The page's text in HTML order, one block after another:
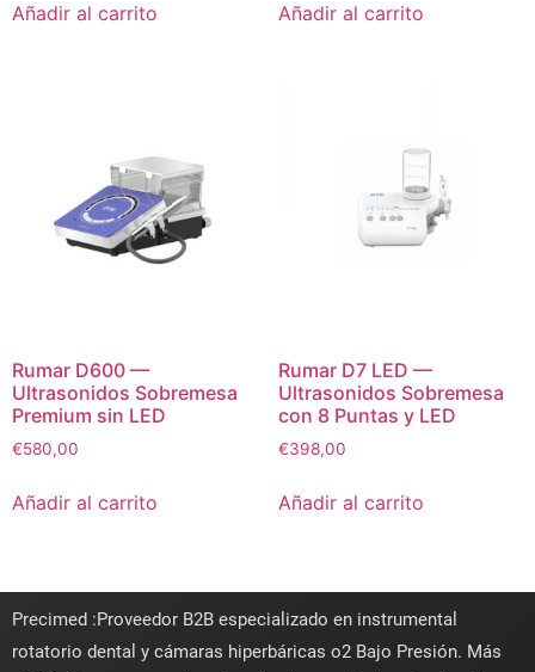
Añadir al carrito Añadir al carrito
Rumar D600 —
Ultrasonidos Sobremesa
Premium sin LED
€580,00
Añadir al carrito
Rumar D7 LED —
Ultrasonidos Sobremesa
con 8 Puntas y LED
€398,00
Añadir al carrito
Precimed :Proveedor B2B especializado en instrumental
rotatorio dental y cámaras hiperbáricas o2 Bajo Presión. Más